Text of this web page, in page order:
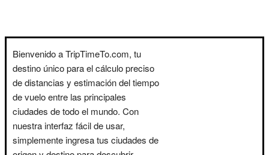
Bienvenido a TripTimeTo.com, tu
destino único para el cálculo preciso
de distancias y estimación del tiempo
de vuelo entre las principales
ciudades de todo el mundo. Con
nuestra interfaz fácil de usar,
simplemente ingresa tus ciudades de